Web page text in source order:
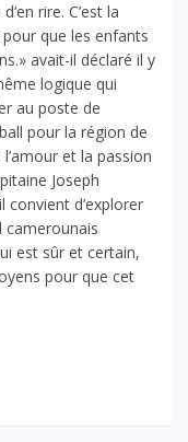
rire. C’est la
que les enfants
avait-il déclaré il y
logique qui
au poste de
pour la région de
et la passion
Joseph
convient d’explorer
camerounais
est sûr et certain,
pour que cet